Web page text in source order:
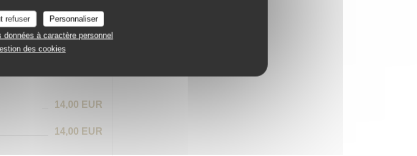
refuser
Personnaliser
à caractère personnel
des cookies
42,00 EUR
14,00 EUR
14,00 EUR